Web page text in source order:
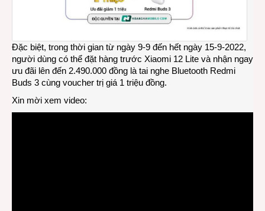
Đặc biệt, trong thời gian từ ngày 9-9 đến hết ngày 15-9-2022,
người dùng có thể đặt hàng trước Xiaomi 12 Lite và nhận ngay
ưu đãi lên đến 2.490.000 đồng là tai nghe Bluetooth Redmi
Buds 3 cùng voucher trị giá 1 triệu đồng.
Xin mời xem video: